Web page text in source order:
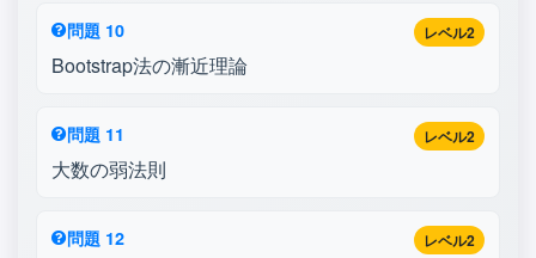
レベル2
問題 10
Bootstrap法の漸近理論
レベル2
問題 11
大数の弱法則
レベル2
問題 12